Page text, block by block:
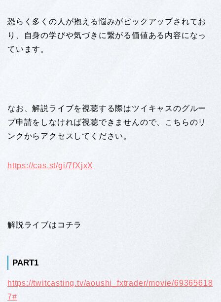
恐らく多くの人が抱える悩みがピックアップされてお
り、自身の学びや気づきに繋がる価値ある内容になっ
ています。
なお、解説ライブを視聴する際はツイキャスのグルー
プ申請をしなければ視聴できませんので、こちらのリ
ンクからアクセスしてください。
https://cas.st/gi/7fXjxX
解説ライブはコチラ
PART1
https://twitcasting.tv/aoushi_fxtrader/movie/69365618
7#